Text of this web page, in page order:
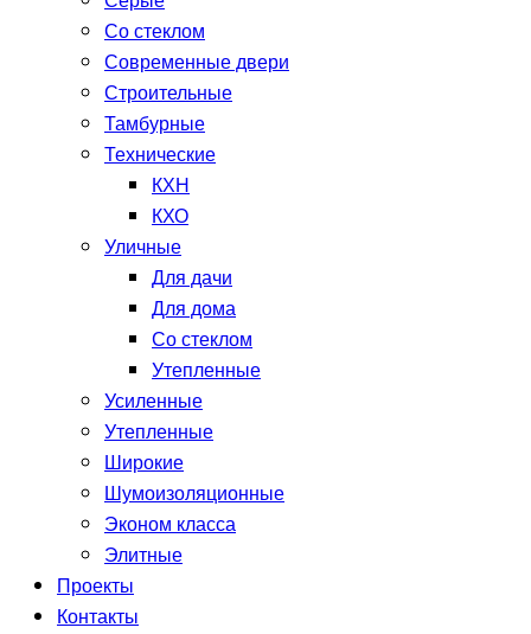
Со стеклом
Современные двери
Строительные
Тамбурные
Технические
КХН
КХО
Уличные
Для дачи
Для дома
Со стеклом
Утепленные
Усиленные
Утепленные
Широкие
Шумоизоляционные
Эконом класса
Элитные
Проекты
Контакты